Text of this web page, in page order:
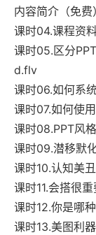
内容简介（免
课时04.课程资
课时05.区分
d.flv
课时06.如何系
课时07.如何使
课时08.PPT风
课时09.潜移默
课时10.认知美
课时11.会搭很
课时12.你是哪
课时13.美图利